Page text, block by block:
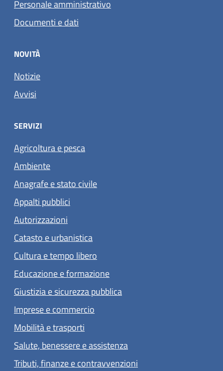
Personale amministrativo
Documenti e dati
NOVITÀ
Notizie
Avvisi
SERVIZI
Agricoltura e pesca
Ambiente
Anagrafe e stato civile
Appalti pubblici
Autorizzazioni
Catasto e urbanistica
Cultura e tempo libero
Educazione e formazione
Giustizia e sicurezza pubblica
Imprese e commercio
Mobilità e trasporti
Salute, benessere e assistenza
Tributi, finanze e contravvenzioni